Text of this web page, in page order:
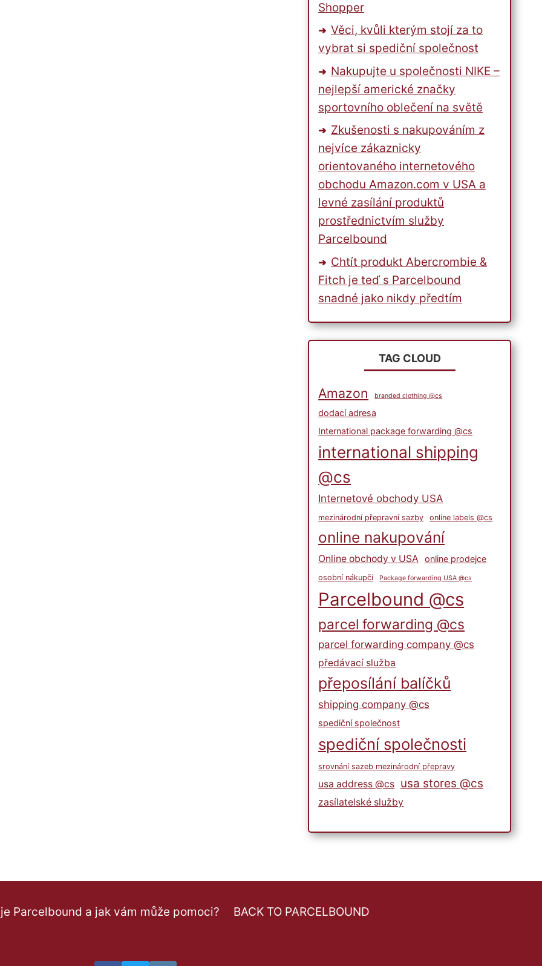
Shopper
Věci, kvůli kterým stojí za to
vybrat si spediční společnost
Nakupujte u společnosti NIKE –
nejlepší americké značky
sportovního oblečení na světě
Zkušenosti s nakupováním z
nejvíce zákaznicky
orientovaného internetového
obchodu Amazon.com v USA a
levné zasílání produktů
prostřednictvím služby
Parcelbound
Chtít produkt Abercrombie &
Fitch je teď s Parcelbound
snadné jako nikdy předtím
TAG CLOUD
Amazon branded clothing @cs
dodací adresa
International package forwarding @cs
international shipping
@cs
Internetové obchody USA
mezinárodní přepravní sazby online labels @cs
online nakupování
Online obchody v USA online prodejce
osobní nákupčí Package forwarding USA @cs
Parcelbound @cs
parcel forwarding @cs
parcel forwarding company @cs
předávací služba
přeposílání balíčků
shipping company @cs
spediční společnost
spediční společnosti
srovnání sazeb mezinárodní přepravy
usa address @cs usa stores @cs
zasílatelské služby
Parcelbound a jak vám může pomoci? BACK TO PARCELBOUND